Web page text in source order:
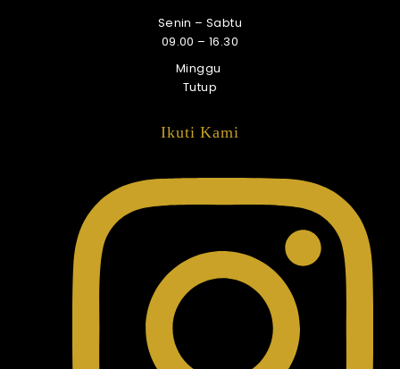
Senin – Sabtu
09.00 – 16.30
Minggu
Tutup
Ikuti Kami